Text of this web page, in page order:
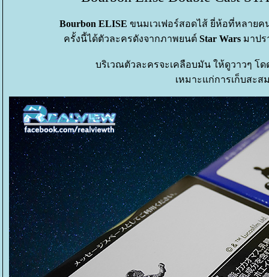
Bourbon ELISE ขนมเวเฟอร์สอดไส้ ยี่ห้อที่หลาย
ครั้งนี้ได้ตัวละครดังจากภาพยนต์ Star Wars มาป
บริเวณตัวละครจะเคลือบมัน ให้ดูวาวๆ โ
เหมาะแก่การเก็บสะส